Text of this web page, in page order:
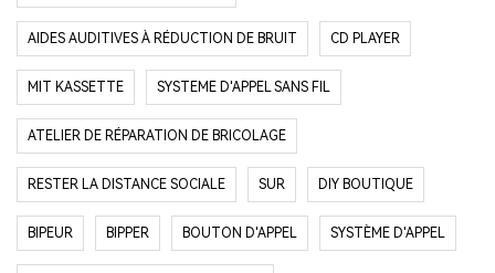
AIDES AUDITIVES À RÉDUCTION DE BRUIT CD PLAYER
MIT KASSETTE SYSTEME D'APPEL SANS FIL
ATELIER DE RÉPARATION DE BRICOLAGE
RESTER LA DISTANCE SOCIALE SUR DIY BOUTIQUE
BIPEUR BIPPER BOUTON D'APPEL SYSTÈME D'APPEL